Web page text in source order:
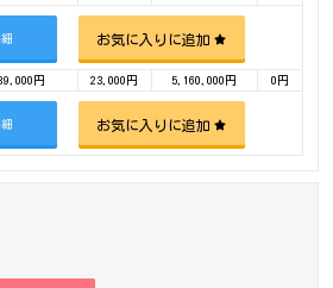
お気に入りに追加
円 23,000円 5,160,000円 0円
お気に入りに追加